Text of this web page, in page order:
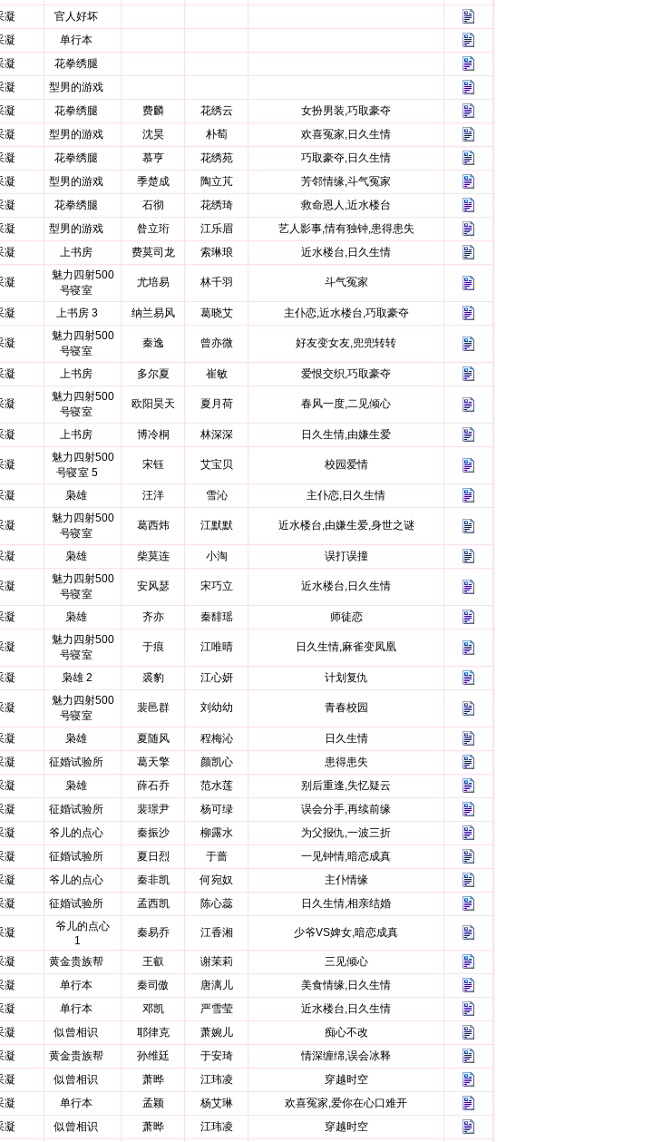
凝
官人好坏
凝
单行本
凝
花拳绣腿
凝
型男的游戏
凝 花拳绣腿 费麟 花绣云
女扮男装,巧取豪夺
凝 型男的游戏 沈昊 朴萄
欢喜冤家,日久生情
凝 花拳绣腿 慕亨 花绣苑
巧取豪夺,日久生情
凝 型男的游戏 季楚成 陶立芃
芳邻情缘,斗气冤家
凝 花拳绣腿 石彻 花绣琦
救命恩人,近水楼台
凝 型男的游戏 昝立珩 江乐眉
艺人影事,情有独钟,患得患失
凝 上书房 费莫司龙 索琳琅 近水楼台,日久生情
凝
魅力四射500
号寝室
尤培易 林千羽 斗气冤家
凝 上书房 3 纳兰易风 葛晓艾 主仆恋,近水楼台,巧取豪夺
凝
魅力四射500
号寝室
秦逸 曾亦微 好友变女友,兜兜转转
凝 上书房 多尔夏 崔敏 爱恨交织,巧取豪夺
凝
魅力四射500
号寝室
欧阳昊天 夏月荷 春风一度,二见倾心
凝 上书房 博冷桐 林深深 日久生情,由嫌生爱
凝
魅力四射500
号寝室 5
宋钰 艾宝贝 校园爱情
凝 枭雄 汪洋 雪沁 主仆恋,日久生情
凝
魅力四射500
号寝室
葛西炜 江默默 近水楼台,由嫌生爱,身世之谜
凝 枭雄 柴莫连 小淘 误打误撞
凝
魅力四射500
号寝室
安风瑟 宋巧立 近水楼台,日久生情
凝 枭雄 齐亦 秦馡瑶 师徒恋
凝
魅力四射500
号寝室
于痕 江唯晴 日久生情,麻雀变凤凰
凝 枭雄 2 裘豹 江心妍 计划复仇
凝
魅力四射500
号寝室
裴邑群 刘幼幼 青春校园
凝 枭雄 夏随风 程梅沁
日久生情
凝 征婚试验所 葛天擎 颜凯心
患得患失
凝 枭雄 薛石乔 范水莲
别后重逢,失忆疑云
凝 征婚试验所 裴璟尹 杨可绿
误会分手,再续前缘
凝 爷儿的点心 秦振沙 柳露水
为父报仇,一波三折
凝 征婚试验所 夏日烈 于蔷
一见钟情,暗恋成真
凝 爷儿的点心 秦非凯 何宛奴
主仆情缘
凝 征婚试验所 孟西凯 陈心蕊 日久生情,相亲结婚
凝
爷儿的点心
1
秦易乔 江香湘 少爷VS婢女,暗恋成真
凝 黄金贵族帮 王叡 谢茉莉
三见倾心
凝 单行本 秦司傲 唐漓儿
美食情缘,日久生情
凝 单行本 邓凯 严雪莹
近水楼台,日久生情
凝 似曾相识 耶律克 萧婉儿
痴心不改
凝 黄金贵族帮 孙维廷 于安琦
情深缠绵,误会冰释
凝 似曾相识 萧晔 江玮凌
穿越时空
凝 单行本 孟颖 杨艾琳
欢喜冤家,爱你在心口难开
凝 似曾相识 萧晔 江玮凌 穿越时空